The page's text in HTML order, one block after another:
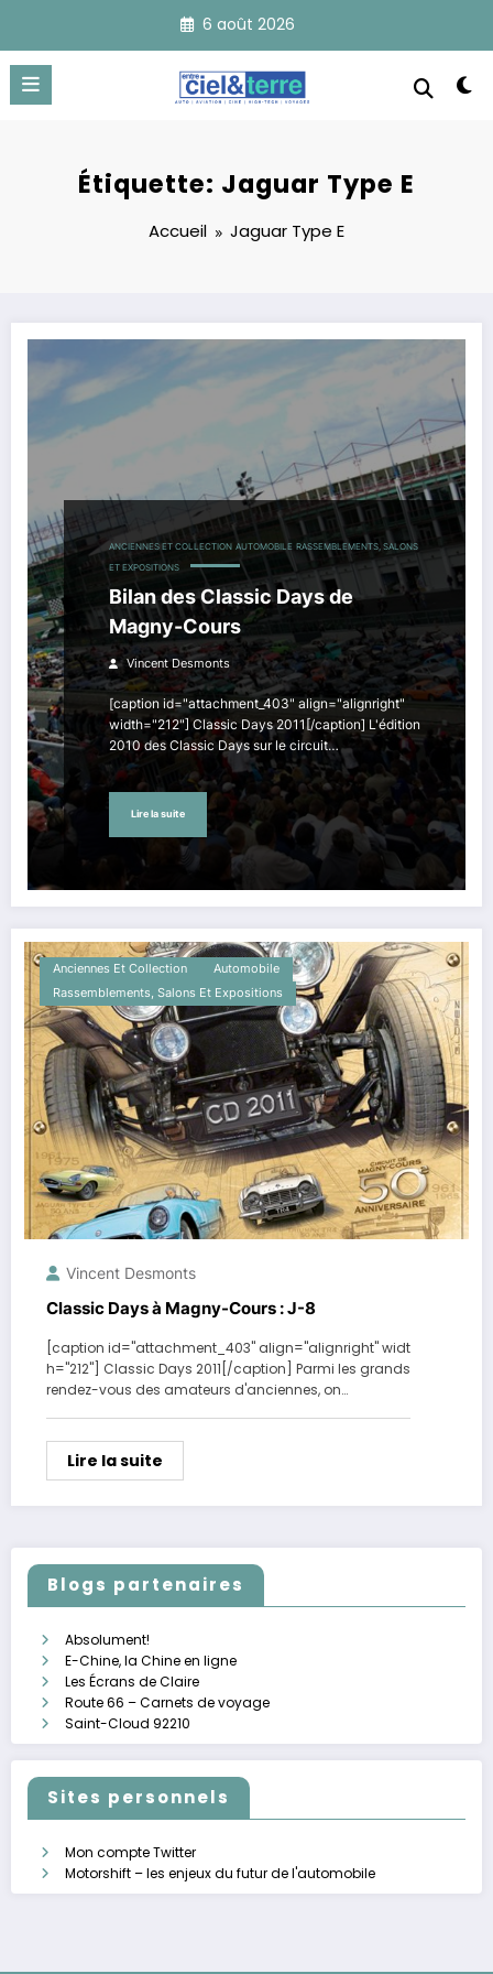
contenu
6 août 2026
Étiquette: Jaguar Type E
Accueil Jaguar Type E
ANCIENNES ET COLLECTION AUTOMOBILE RASSEMBLEMENTS, SALONS
ET EXPOSITIONS
Bilan des Classic Days de
Magny-Cours
Vincent Desmonts
[caption id="attachment_403" align="alignright"
width="212"] Classic Days 2011[/caption] L'édition
2010 des Classic Days sur le circuit…
Lire la suite
Anciennes Et Collection
Automobile
Rassemblements, Salons Et Expositions
Vincent Desmonts
Classic Days à Magny-Cours : J-8
[caption id="attachment_403" align="alignright" widt
h="212"] Classic Days 2011[/caption] Parmi les grands
rendez-vous des amateurs d'anciennes, on…
Lire la suite
Blogs partenaires
Absolument!
E-Chine, la Chine en ligne
Les Écrans de Claire
Route 66 – Carnets de voyage
Saint-Cloud 92210
Sites personnels
Mon compte Twitter
Motorshift – les enjeux du futur de l'automobile